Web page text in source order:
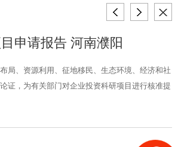
申请报告 河南濮阳
局、资源利用、征地移民、生态环境、经济和社
证，为有关部门对企业投资科研项目进行核准提